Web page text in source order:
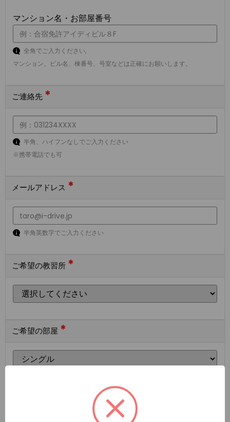
マンション名・お部屋番号
全角でご入力ください,
マンション、ビル名、棟番号、号室などは正確にお願いします。
ご連絡先 *
半角、ハイフンなしでご入力ください
※携帯電話でも可
メールアドレス *
半角英数字でご入力ください
ご希望の教習所 *
ご希望の部屋 *